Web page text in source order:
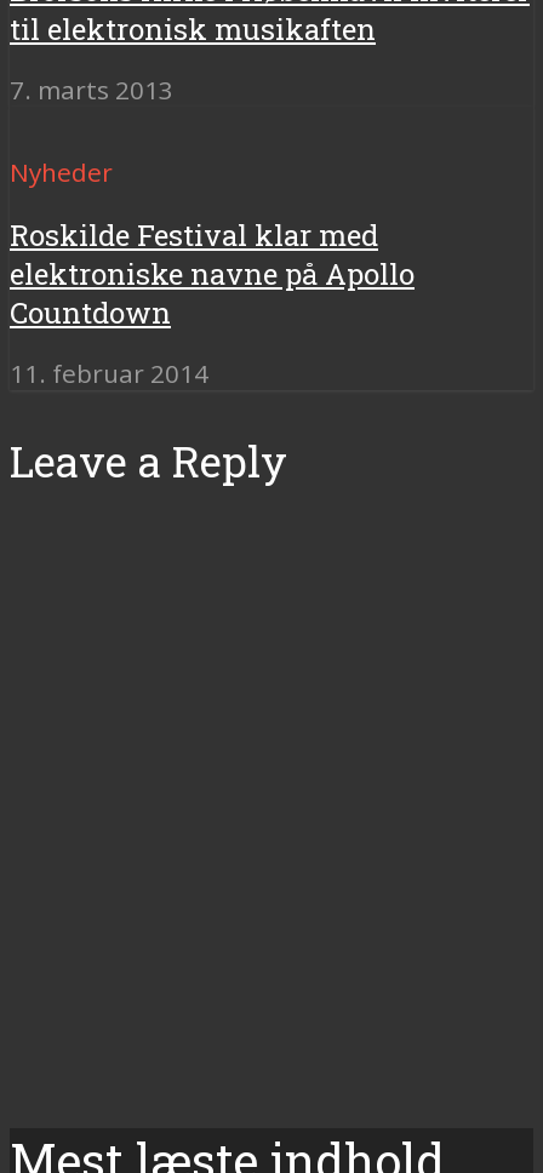
til elektronisk musikaften
7. marts 2013
Nyheder
Roskilde Festival klar med
elektroniske navne på Apollo
Countdown
11. februar 2014
Leave a Reply
Mest læste indhold